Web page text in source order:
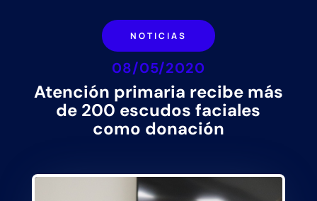
NOTICIAS
08/05/2020
Atención primaria recibe más
de 200 escudos faciales
como donación